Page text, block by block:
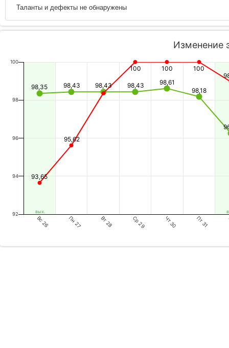
Таланты и дефекты не обнаружены
вых.
Изменение
98,35 98,43 98,43 98,43
98,61
98,18
93,65
95,62
100 100
100
Вс 26 Пн 27 Вт 28 Ср 29 Чт 30 Пт 31
92
94
96
98
100